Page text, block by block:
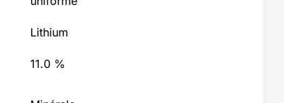
Lithium
11.0 %